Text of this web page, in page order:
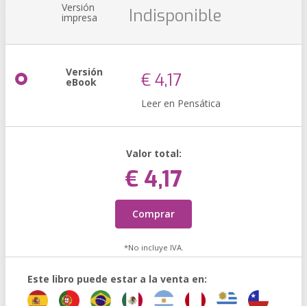
Versión
impresa Indisponible
Versión
eBook € 4,17
Leer en Pensática
Valor total:
€ 4,17
Comprar
*No incluye IVA.
Este libro puede estar a la venta en: